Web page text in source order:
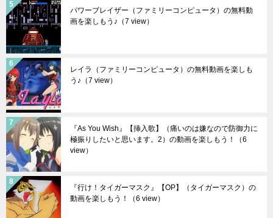
パワーブレイザー（ファミリーコンピュータ）の無料動
画を楽しもう♪ （7 view）
レイラ（ファミリーコンピュータ）の無料動画を楽しも
う♪ （7 view）
『As You Wish』【挿入歌】（痛いのは嫌なので防御力に
極振りしたいと思います。2）の動画を楽しもう！
（6
view）
『行け！タイガーマスク』【OP】（タイガーマスク）の
動画を楽しもう！
（6 view）